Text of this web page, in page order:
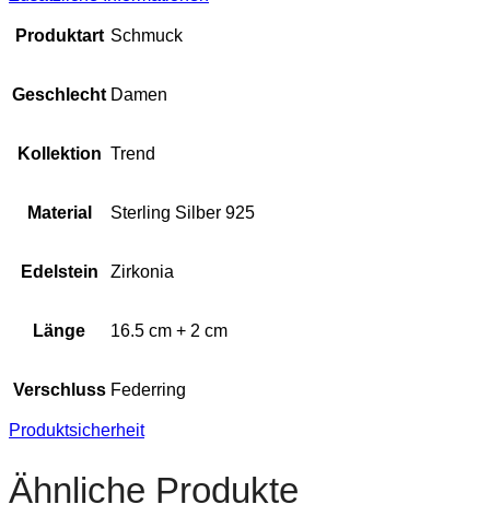
Produktart Schmuck
Geschlecht Damen
Kollektion Trend
Material Sterling Silber 925
Edelstein Zirkonia
Länge 16.5 cm + 2 cm
Verschluss Federring
Produktsicherheit
Ähnliche Produkte